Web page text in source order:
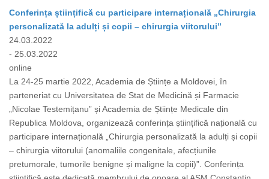
Conferința științifică cu participare internațională „Chirurgia
personalizată la adulți și copii – chirurgia viitorului”
24.03.2022
- 25.03.2022
online
La 24-25 martie 2022, Academia de Științe a Moldovei, în
parteneriat cu Universitatea de Stat de Medicină și Farmacie
„Nicolae Testemițanu” și Academia de Științe Medicale din
Republica Moldova, organizează conferința științifică națională cu
participare internațională „Chirurgia personalizată la adulți și copii
– chirurgia viitorului (anomaliile congenitale, afecțiunile
pretumorale, tumorile benigne și maligne la copii)”. Conferința